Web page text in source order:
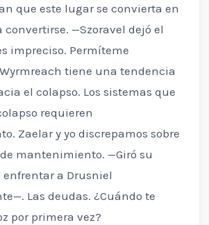
que este lugar se convierta en
—Szoravel dejó el
impreciso. Permíteme
tiene una tendencia
el colapso. Los sistemas que
requieren
Zaelar y yo discrepamos sobre
mantenimiento. —Giró su
a Drusniel
Las deudas. ¿Cuándo te
por primera vez?